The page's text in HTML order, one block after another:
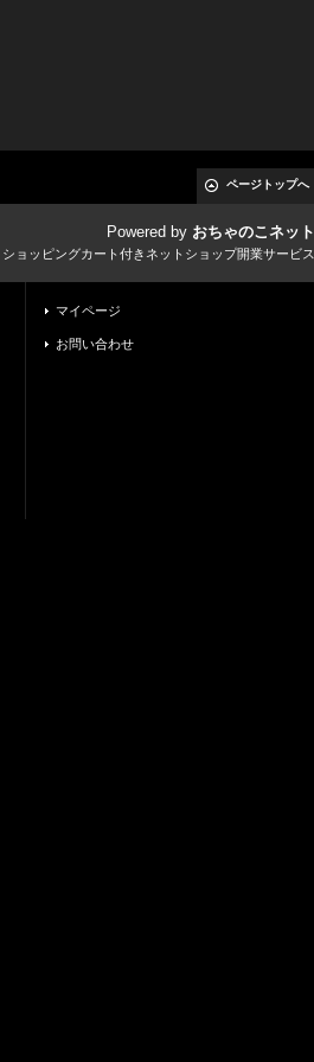
ページトップへ
Powered by おちゃのこネット
ョッピングカート付きネットショップ開業サービス
マイページ
お問い合わせ